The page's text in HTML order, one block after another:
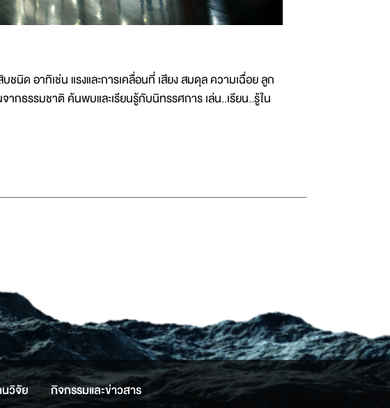
ด อาทิเช่น แรงและการเคลื่อนที่ เสียง สมดุล ความเฉื่อย ลูก
กธรรมชาติ ค้นพบและเรียนรู้กับนิทรรศการ เล่น..เรียน..รู้ใน
นวิจัย กิจกรรมและข่าวสาร